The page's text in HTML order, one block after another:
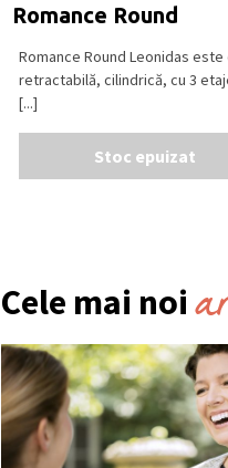
Romance Round
Romance Round Leonidas
retractabilă, cilindrică, cu 3
[...]
Stoc epuizat
Cele mai noi